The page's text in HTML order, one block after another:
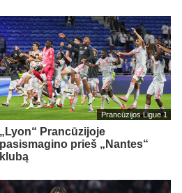
Prancūzijos Ligue 1
„Lyon“ Prancūzijoje
pasismagino prieš „Nantes“
klubą